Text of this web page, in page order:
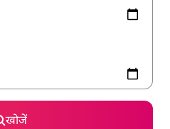
खोजें